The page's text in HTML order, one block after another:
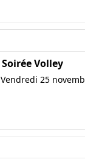
Soirée Volley
Vendredi 25